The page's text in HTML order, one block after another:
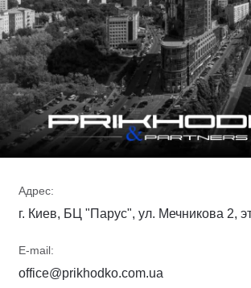
Адрес:
г. Киев, БЦ "Парус", ул. Мечникова 2,
E-mail:
office@prikhodko.com.ua